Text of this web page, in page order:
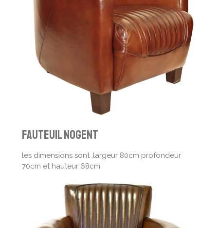
fauteuil nogent
les dimensions sont ,largeur 80cm profondeur
70cm et hauteur 68cm